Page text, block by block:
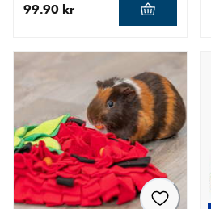
99.90 kr